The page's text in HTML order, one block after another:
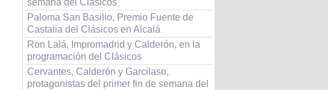
semana del Clásicos
Paloma San Basilio, Premio Fuente de
Castalia del Clásicos en Alcalá
Ron Lalá, Impromadrid y Calderón, en la
programación del Clásicos
Cervantes, Calderón y Garcilaso,
protagonistas del primer fin de semana del